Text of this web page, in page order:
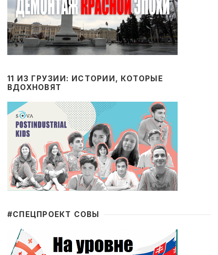
11 ИЗ ГРУЗИИ: ИСТОРИИ, КОТОРЫЕ
ВДОХНОВЯТ
#CПЕЦПРОЕКТ СОВЫ